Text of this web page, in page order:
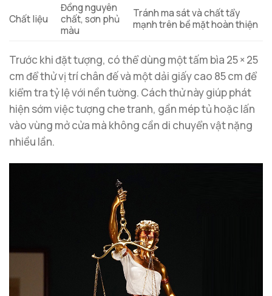
Chất liệu
Đồng nguyên
chất, sơn phủ
màu
Tránh ma sát và chất tẩy
mạnh trên bề mặt hoàn thiện
Trước khi đặt tượng, có thể dùng một tấm bìa 25 × 25
cm để thử vị trí chân đế và một dải giấy cao 85 cm để
kiểm tra tỷ lệ với nền tường. Cách thử này giúp phát
hiện sớm việc tượng che tranh, gần mép tủ hoặc lấn
vào vùng mở cửa mà không cần di chuyển vật nặng
nhiều lần.